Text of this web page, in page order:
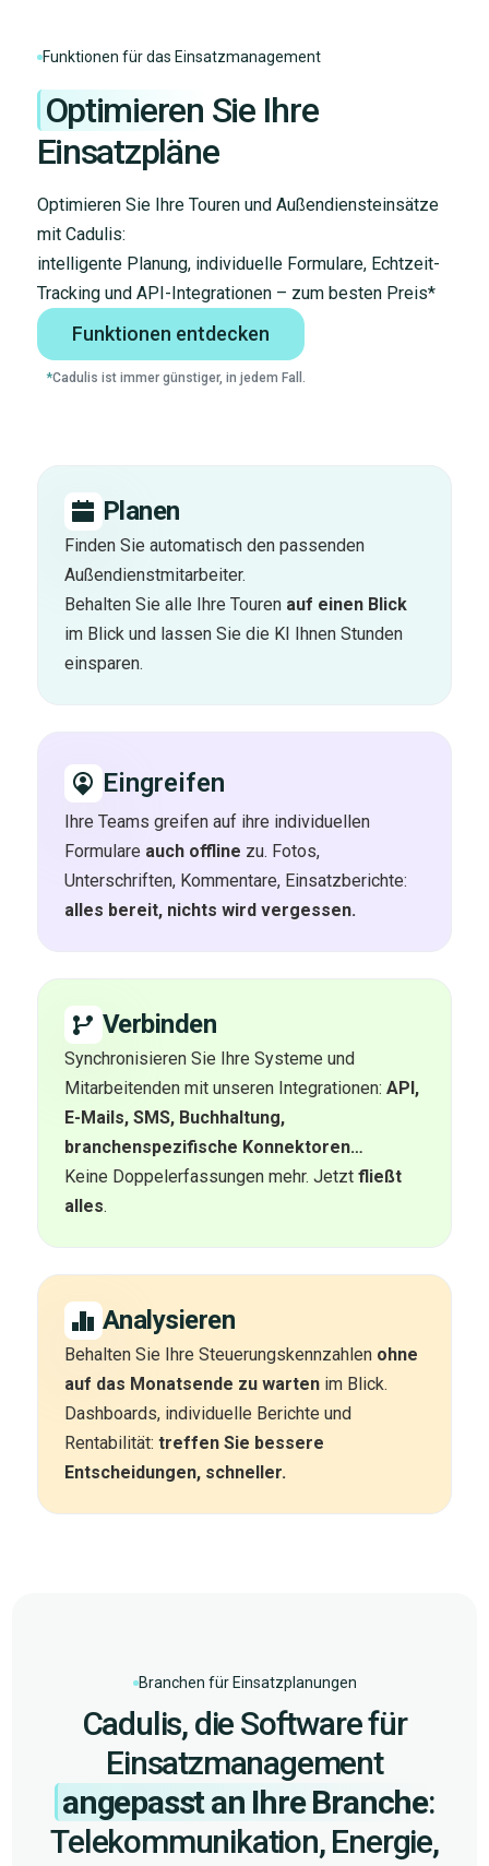
Funktionen für das Einsatzmanagement
Optimieren Sie Ihre
Einsatzpläne
Optimieren Sie Ihre Touren und Außendiensteinsätze
mit Cadulis:
intelligente Planung, individuelle Formulare, Echtzeit-
Tracking und API-Integrationen – zum besten Preis*
Funktionen entdecken
*Cadulis ist immer günstiger, in jedem Fall.
Planen
Finden Sie automatisch den passenden
Außendienstmitarbeiter.
Behalten Sie alle Ihre Touren auf einen Blick
im Blick und lassen Sie die KI Ihnen Stunden
einsparen.
Eingreifen
Ihre Teams greifen auf ihre individuellen
Formulare auch offline zu. Fotos,
Unterschriften, Kommentare, Einsatzberichte:
alles bereit, nichts wird vergessen.
Verbinden
Synchronisieren Sie Ihre Systeme und
Mitarbeitenden mit unseren Integrationen: API,
E-Mails, SMS, Buchhaltung,
branchenspezifische Konnektoren…
Keine Doppelerfassungen mehr. Jetzt fließt
alles.
Analysieren
Behalten Sie Ihre Steuerungskennzahlen ohne
auf das Monatsende zu wartenim Blick.
Dashboards, individuelle Berichte und
Rentabilität: treffen Sie bessere
Entscheidungen, schneller.
Branchen für Einsatzplanungen
Cadulis, die Software für
Einsatzmanagement
angepasst an Ihre Branche:
Telekommunikation, Energie,